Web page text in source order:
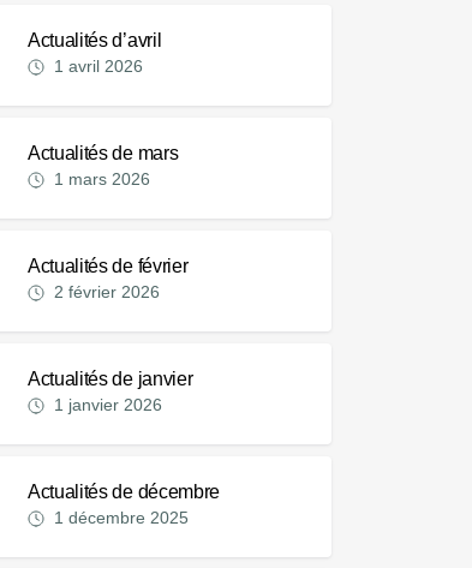
Actualités d’avril
1 avril 2026
Actualités de mars
1 mars 2026
Actualités de février
2 février 2026
Actualités de janvier
1 janvier 2026
Actualités de décembre
1 décembre 2025